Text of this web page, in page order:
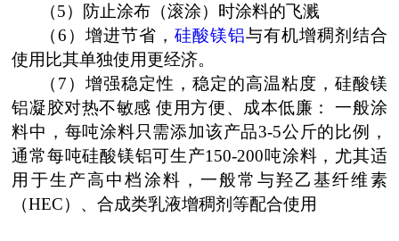
（5）防止涂布（滚涂）时涂料的飞溅
（6 ）增进节省，硅酸镁铝与有机增稠剂结合
使用比其单独使用更经济。
（7 ）增强稳定性，稳定的高温粘度，硅酸镁
铝凝胶对热不敏感 使用方便、成本低廉： 一般涂
料中，每吨涂料只需添加该产品3-5公斤的比例，
通常每吨硅酸镁铝可生产150-200吨涂料，尤其适
用于生产高中档涂料，一般常与羟乙基纤维素
（HEC）、合成类乳液增稠剂等配合使用